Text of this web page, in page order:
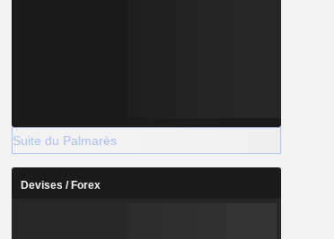
Suite du Palmarès
Devises / Forex